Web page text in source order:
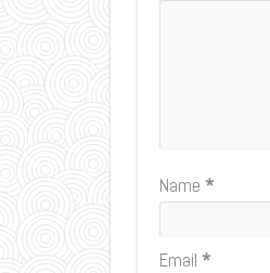
Name *
Email *